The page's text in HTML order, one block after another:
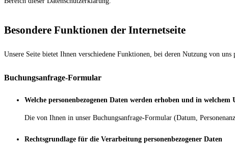
Besondere Funktionen der Internetseite
Unsere Seite bietet Ihnen verschiedene Funktionen, bei deren Nutzung von
Buchungsanfrage-Formular
Welche personenbezogenen Daten werden erhoben und in
Die von Ihnen in unser Buchungsanfrage-Formular (Datum,
Rechtsgrundlage für die Verarbeitung personenbezogener Daten